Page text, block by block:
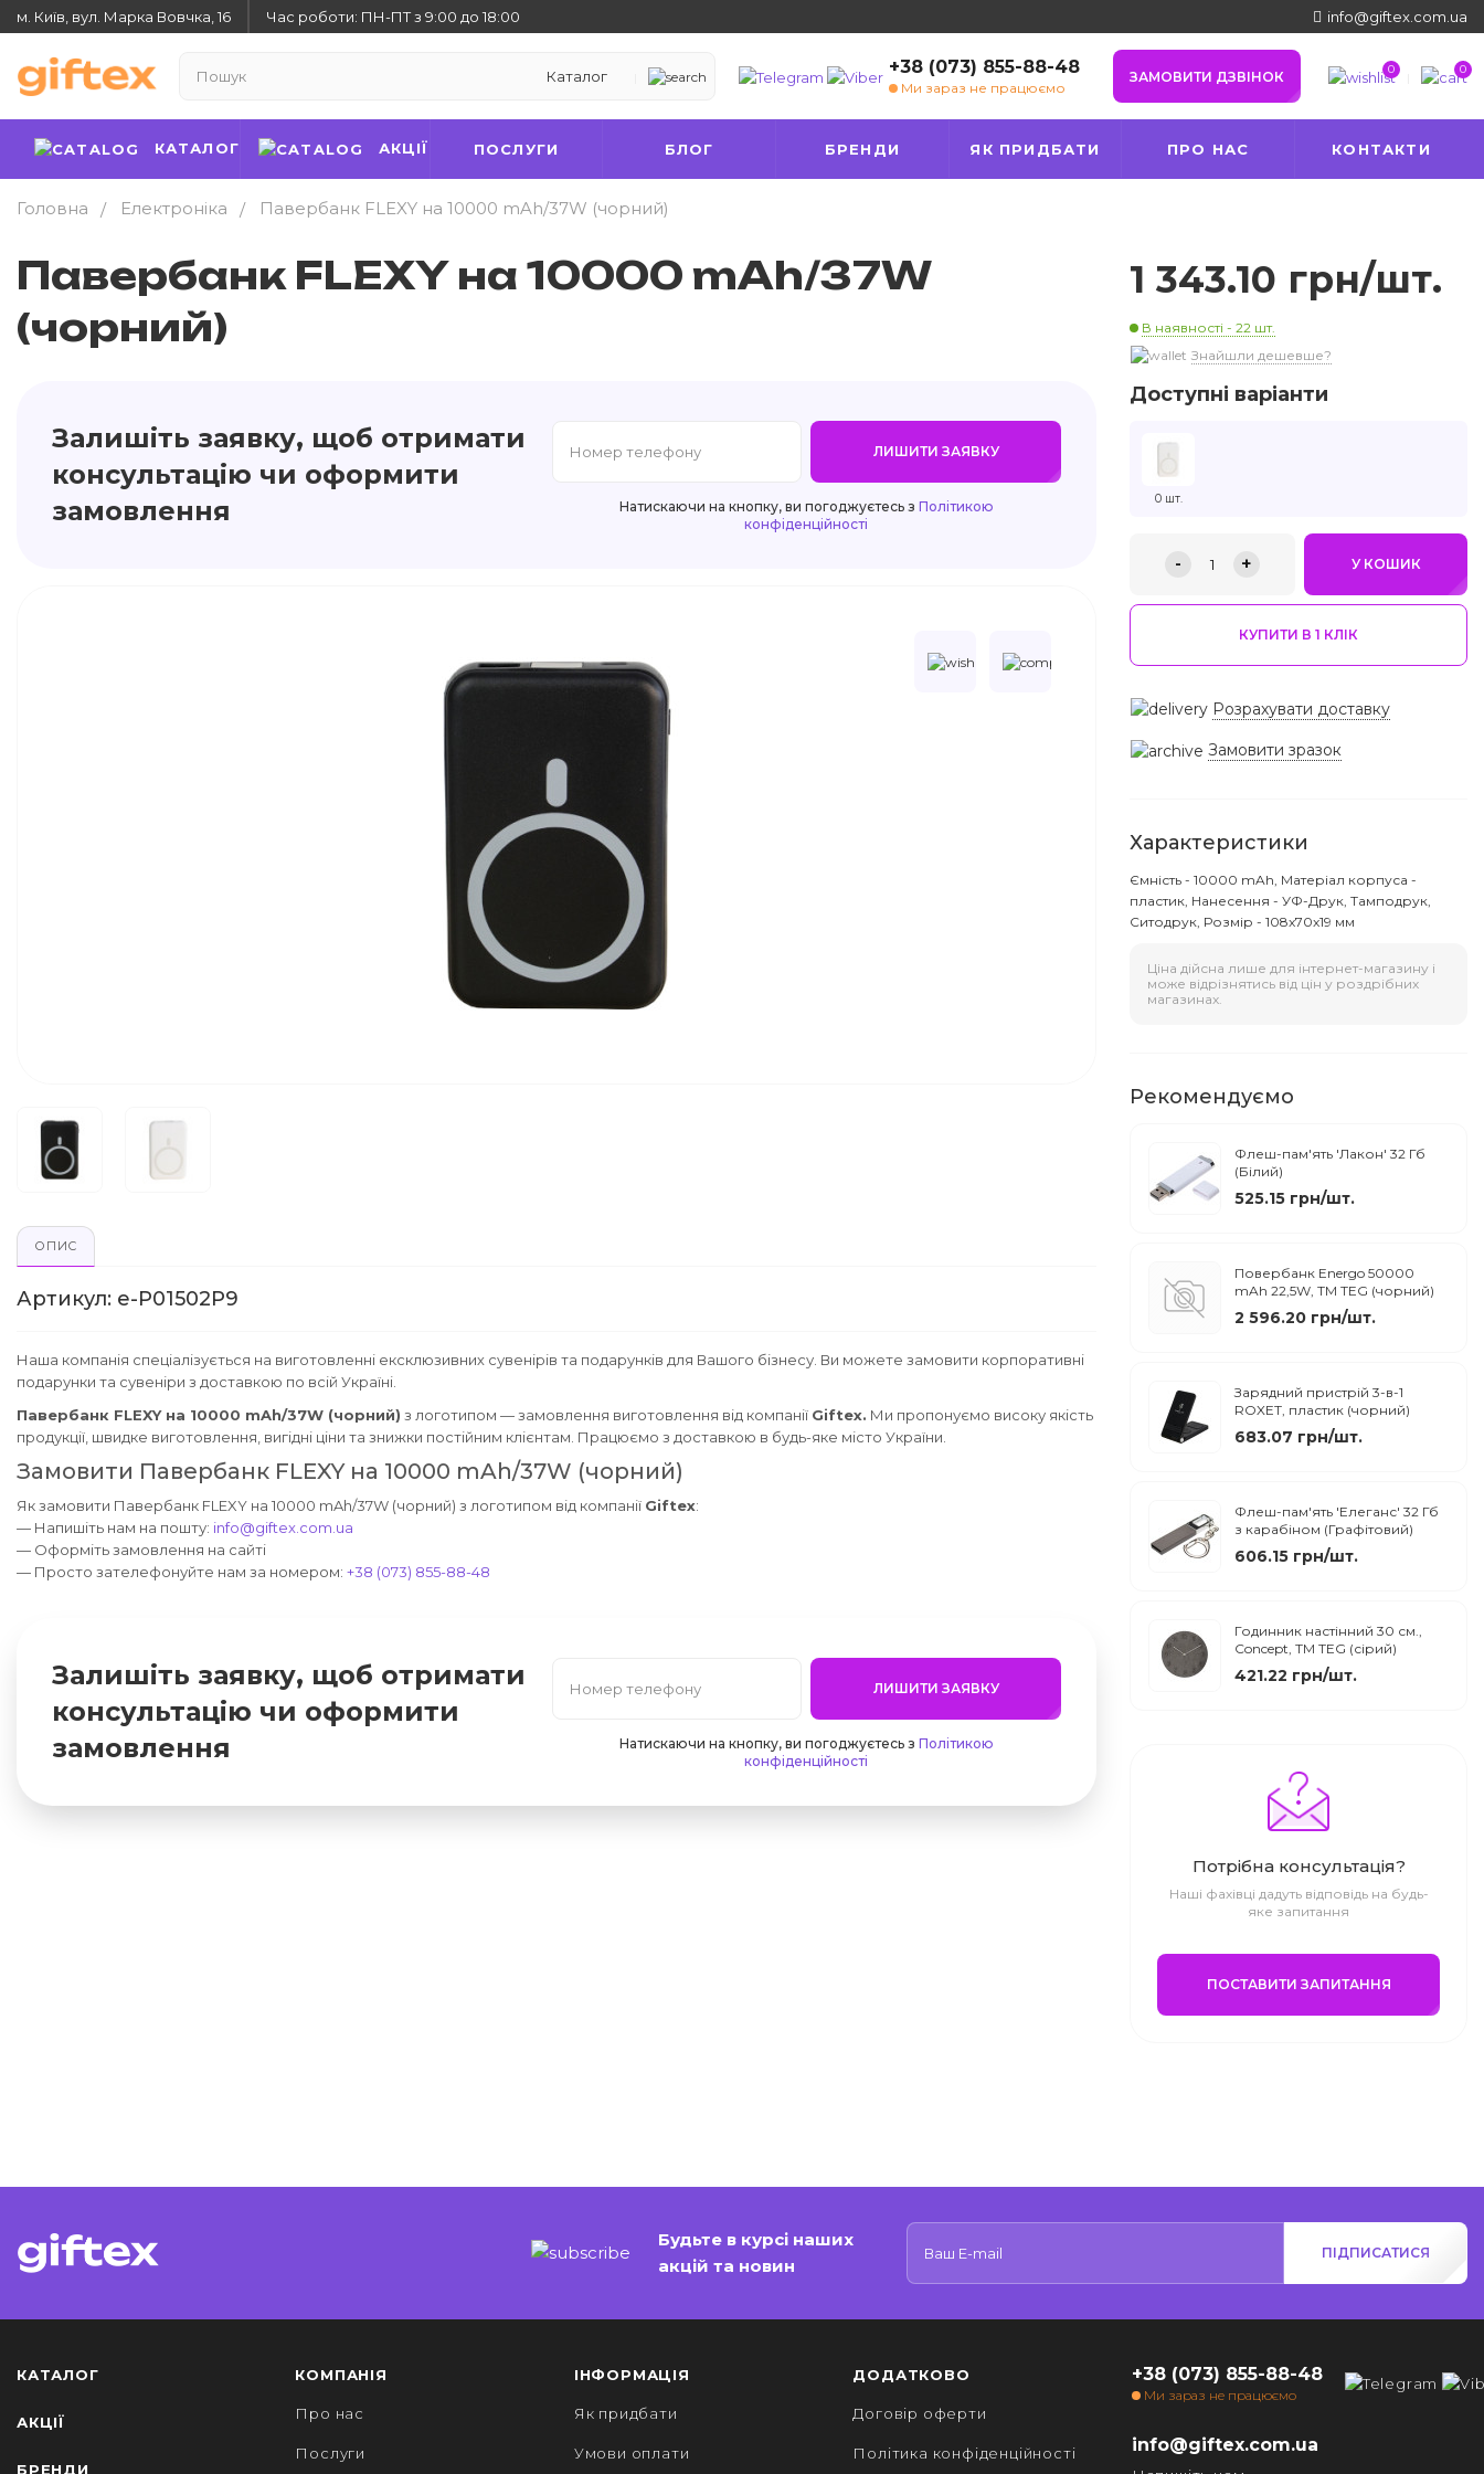
м. Київ, вул. Марка Вовчка, 16 Час роботи: ПН-ПТ з 9:00 до 18:00 info@giftex.com.ua
Каталог +38 (073) 855-88-48
Ми зараз не працюємо
ЗАМОВИТИ ДЗВІНОК 0 0
КАТАЛОГ АКЦІЇ ПОСЛУГИ БЛОГ БРЕНДИ ЯК ПРИДБАТИ ПРО НАС КОНТАКТИ
Головна Електроніка Павербанк FLEXY на 10000 mAh/37W (чорний)
Павербанк FLEXY на 10000 mAh/37W
(чорний)
Залишіть заявку, щоб отримати
консультацію чи оформити
замовлення
ЛИШИТИ ЗАЯВКУ
Натискаючи на кнопку, ви погоджуєтесь з Політикою
конфіденційності
ОПИС
Артикул: e-P01502P9
Наша компанія спеціалізується на виготовленні ексклюзивних сувенірів та подарунків для Вашого бізнесу. Ви можете замовити корпоративні
подарунки та сувеніри з доставкою по всій Україні.
Павербанк FLEXY на 10000 mAh/37W (чорний) з логотипом — замовлення виготовлення від компанії Giftex. Ми пропонуємо високу якість
продукції, швидке виготовлення, вигідні ціни та знижки постійним клієнтам. Працюємо з доставкою в будь-яке місто України.
Замовити Павербанк FLEXY на 10000 mAh/37W (чорний)
Як замовити Павербанк FLEXY на 10000 mAh/37W (чорний) з логотипом від компанії Giftex:
— Напишіть нам на пошту: info@giftex.com.ua
— Оформіть замовлення на сайті
— Просто зателефонуйте нам за номером: +38 (073) 855-88-48
Залишіть заявку, щоб отримати
консультацію чи оформити
замовлення
ЛИШИТИ ЗАЯВКУ
Натискаючи на кнопку, ви погоджуєтесь з Політикою
конфіденційності
1 343.10 грн/шт.
В наявності - 22 шт.
Знайшли дешевше?
Доступні варіанти
0 шт.
- 1 + У КОШИК
КУПИТИ В 1 КЛIК
Розрахувати доставку
Замовити зразок
Характеристики
Ємність - 10000 mAh, Матеріал корпуса -
пластик, Нанесення - УФ-Друк, Тамподрук,
Ситодрук, Розмір - 108x70x19 мм
Ціна дійсна лише для інтернет-магазину і
може відрізнятись від цін у роздрібних
магазинах.
Рекомендуємо
Флеш-пам'ять 'Лакон' 32 Гб
(Білий)
525.15 грн/шт.
Повербанк Energo 50000
mAh 22,5W, ТМ TEG (чорний)
2 596.20 грн/шт.
Зарядний пристрій 3-в-1
ROXET, пластик (чорний)
683.07 грн/шт.
Флеш-пам'ять 'Елеганс' 32 Гб
з карабіном (Графітовий)
606.15 грн/шт.
Годинник настінний 30 см.,
Concept, TM TEG (сірий)
421.22 грн/шт.
Потрібна консультація?
Наші фахівці дадуть відповідь на будь-
яке запитання
ПОСТАВИТИ ЗАПИТАННЯ
Будьте в курсі наших
акцій та новин
ПІДПИСАТИСЯ
КАТАЛОГ
АКЦІЇ
БРЕНДИ
КОМПАНІЯ
Про нас
Послуги
ІНФОРМАЦІЯ
Як придбати
Умови оплати
ДОДАТКОВО
Договір оферти
Політика конфіденційності
+38 (073) 855-88-48
Ми зараз не працюємо
info@giftex.com.ua